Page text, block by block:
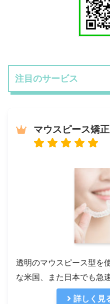
注目のサービス
マウスピース矯正
透明のマウスピース型を
な米国、また日本でも急
詳しく見